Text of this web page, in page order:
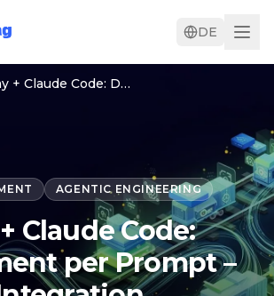
DE
Railway + Claude Code: Deployment per Prompt – wie die Integration funktioniert
AGENTIC ENGINEERING
Claude Code:
per Prompt –